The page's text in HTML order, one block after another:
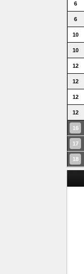
6
6
10
10
12
12
12
12
16
17
18